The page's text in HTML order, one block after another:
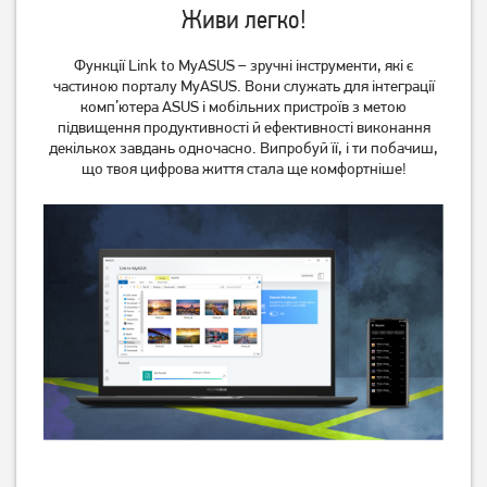
Живи легко!
Функції Link to MyASUS – зручні інструменти, які є
частиною порталу MyASUS. Вони служать для інтеграції
комп’ютера ASUS і мобільних пристроїв з метою
підвищення продуктивності й ефективності виконання
декількох завдань одночасно. Випробуй її, і ти побачиш,
що твоя цифрова життя стала ще комфортніше!